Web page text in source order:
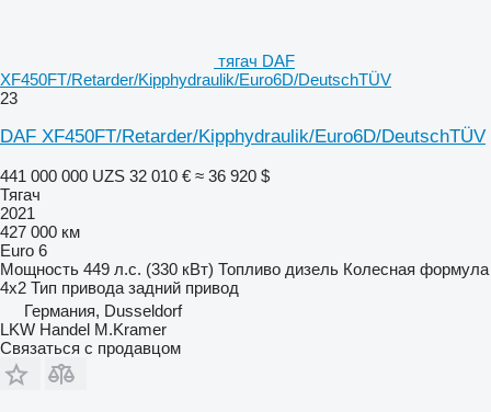
тягач DAF
XF450FT/Retarder/Kipphydraulik/Euro6D/DeutschTÜV
23
DAF XF450FT/Retarder/Kipphydraulik/Euro6D/DeutschTÜV
441 000 000 UZS 32 010 € ≈ 36 920 $
Тягач
2021
427 000 км
Euro 6
Мощность 449 л.с. (330 кВт) Топливо дизель Колесная формула
4x2 Тип привода задний привод
Германия, Dusseldorf
LKW Handel M.Kramer
Связаться с продавцом